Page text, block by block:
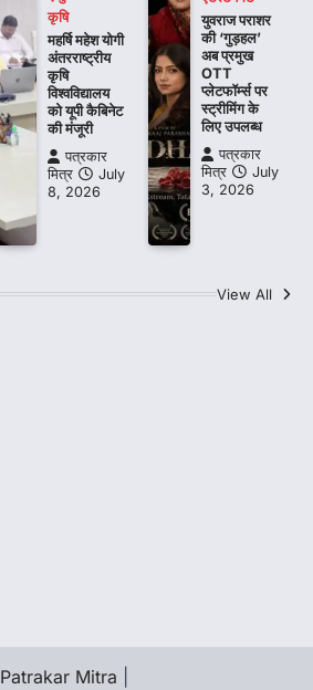
कृषि
महर्षि महेश योगी
अंतरराष्ट्रीय
कृषि
विश्वविद्यालय
को यूपी कैबिनेट
की मंजूरी
पत्रकार
मित्र
July
8, 2026
युवराज पराशर
की ‘गुड़हल’
अब प्रमुख
OTT
प्लेटफॉर्म्स पर
स्ट्रीमिंग के
लिए उपलब्ध
पत्रकार
मित्र
July
3, 2026
View All
Patrakar Mitra